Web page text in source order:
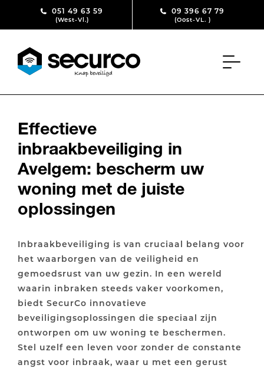
Skip to content051 49 63 59
(West-Vl.)
09 396 67 79
(Oost-VL. )
Effectieve
inbraakbeveiliging in
Avelgem: bescherm uw
woning met de juiste
oplossingen
Inbraakbeveiliging is van cruciaal belang voor
het waarborgen van de veiligheid en
gemoedsrust van uw gezin. In een wereld
waarin inbraken steeds vaker voorkomen,
biedt SecurCo innovatieve
beveiligingsoplossingen die speciaal zijn
ontworpen om uw woning te beschermen.
Stel uzelf een leven voor zonder de constante
angst voor inbraak, waar u met een gerust